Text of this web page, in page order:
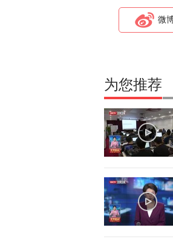
微
为您推荐